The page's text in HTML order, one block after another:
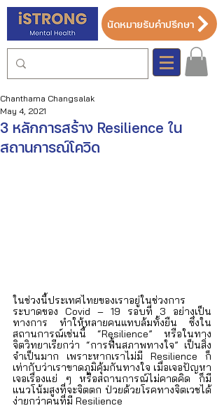
นัดหมายรับคำปรึกษา
3 หลักการสร้าง Resilience ใน
สถานการณ์โควิด
Chanthama Changsalak
May 4, 2021
ในช่วงนี้ประเทศไทยของเราอยู่ในช่วงการ
ระบาดของ Covid – 19 รอบที่ 3 อย่างเป็น
ทางการ ทำให้หลายคนแทบล้มทั้งยืน ซึ่งใน
สถานการณ์เช่นนี้ “Resilience” หรือในทาง
จิตวิทยาเรียกว่า “การฟื้นสภาพทางใจ” เป็นสิ่ง
จำเป็นมาก เพราะหากเราไม่มี Resilience ก็
เท่ากับว่าเราขาดภูมิคุ้มกันทางใจ เมื่อเจอปัญหา
เจอเรื่องแย่ ๆ หรือสถานการณ์ไม่คาดคิด ก็มี
แนวโน้มสูงที่จะจิตตก ป่วยด้วยโรคทางจิตเวชได้
ง่ายกว่าคนที่มี Resilience